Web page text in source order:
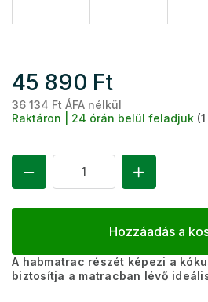
45 890 Ft
36 134 Ft ÁFA nélkül
Raktáron | 24 órán belül feladjuk
Hozzáadás a
A habmatrac részét képezi a
biztosítja a matracban lévő